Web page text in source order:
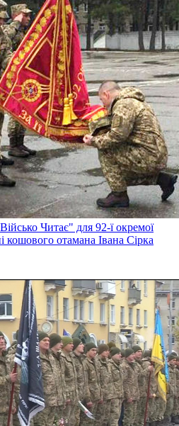
Читає" для 92-ї окремої
кошового отамана Івана Сірка